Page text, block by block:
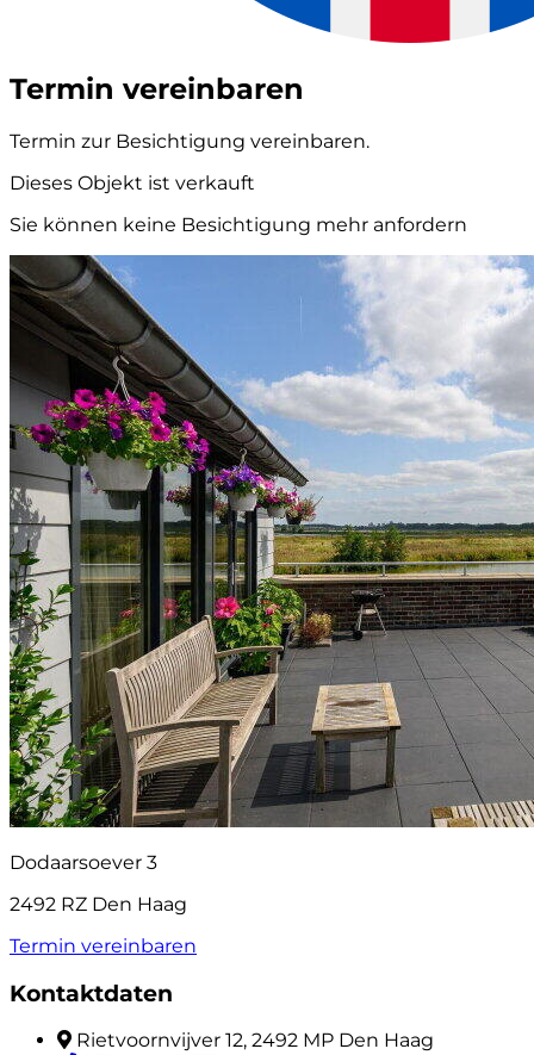
Termin vereinbaren
Termin zur Besichtigung vereinbaren.
Dieses Objekt ist verkauft
Sie können keine Besichtigung mehr anfordern
Dodaarsoever 3
2492 RZ Den Haag
Termin vereinbaren
Kontaktdaten
Rietvoornvijver 12, 2492 MP Den Haag